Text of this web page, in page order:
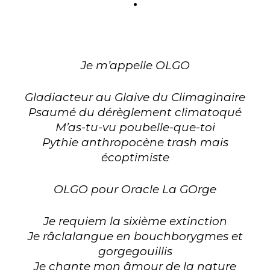
Je m’appelle OLGO
Gladiacteur au Glaive du Climaginaire
Psaumé du dérèglement climatoqué
M’as-tu-vu poubelle-que-toi
Pythie anthropocène trash mais
écoptimiste
OLGO pour Oracle La GOrge
Je requiem la sixième extinction
Je râclalangue en bouchborygmes et
gorgegouillis
Je chante mon âmour de la nature